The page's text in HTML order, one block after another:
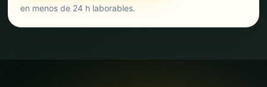
en menos de 24 h laborables.